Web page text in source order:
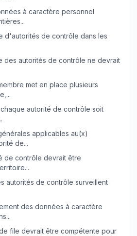
à caractère personnel
d'autorités de contrôle dans les
des autorités de contrôle ne devrait
met en place plusieurs
autorité de contrôle soit
applicables au(x)
de...
de contrôle devrait être
autorités de contrôle surveillent
des données à caractère
file devrait être compétente pour